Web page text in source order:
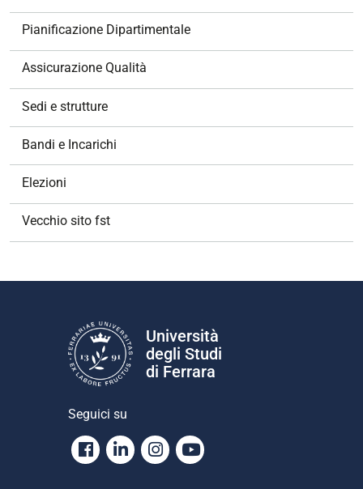
Pianificazione Dipartimentale
Assicurazione Qualità
Sedi e strutture
Bandi e Incarichi
Elezioni
Vecchio sito fst
Università
degli Studi
di Ferrara
Seguici su
Facebook
LinkedinInstagram
Youtube